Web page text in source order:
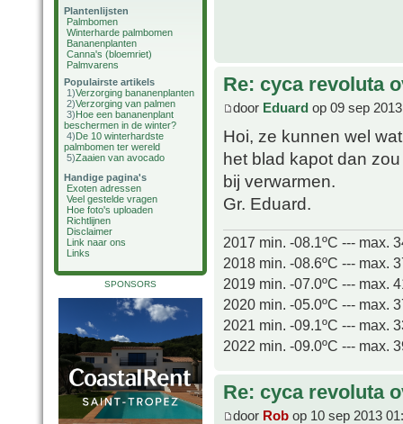
Plantenlijsten
Palmbomen
Winterharde palmbomen
Bananenplanten
Canna's (bloemriet)
Palmvarens
Populairste artikels
1)Verzorging bananenplanten
2)Verzorging van palmen
3)Hoe een bananenplant
beschermen in de winter?
4)De 10 winterhardste
palmbomen ter wereld
5)Zaaien van avocado
Handige pagina's
Exoten adressen
Veel gestelde vragen
Hoe foto's uploaden
Richtlijnen
Disclaimer
Link naar ons
Links
SPONSORS
Re: cyca revoluta
door Eduard op 09 sep
Hoi, ze kunnen wel
het blad kapot dan
bij verwarmen.
Gr. Eduard.
2017 min. -08.1ºC --- max.
2018 min. -08.6ºC --- max.
2019 min. -07.0ºC --- max.
2020 min. -05.0ºC --- max.
2021 min. -09.1ºC --- max.
2022 min. -09.0ºC --- max.
Re: cyca revoluta
door Rob op 10 sep 2013